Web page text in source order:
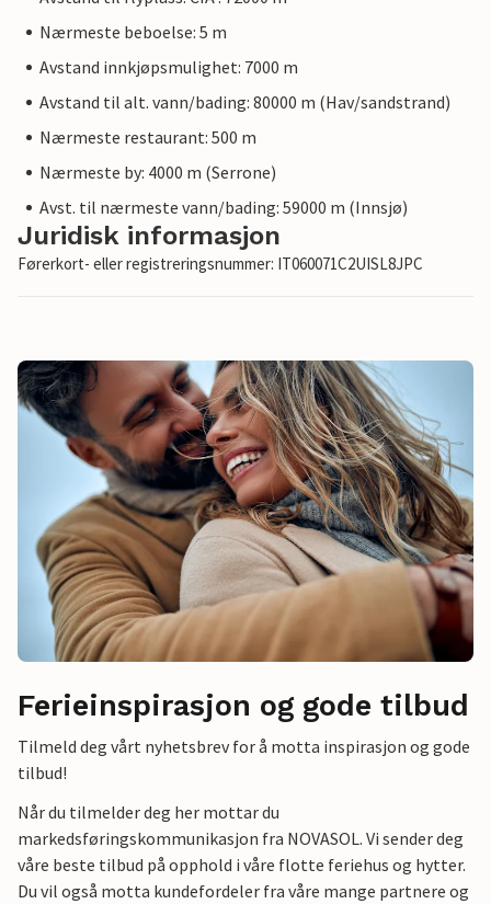
Nærmeste beboelse: 5 m
Avstand innkjøpsmulighet: 7000 m
Avstand til alt. vann/bading: 80000 m (Hav/sandstrand)
Nærmeste restaurant: 500 m
Nærmeste by: 4000 m (Serrone)
Avst. til nærmeste vann/bading: 59000 m (Innsjø)
Juridisk informasjon
Førerkort- eller registreringsnummer: IT060071C2UISL8JPC
Ferieinspirasjon og gode tilbud
Tilmeld deg vårt nyhetsbrev for å motta inspirasjon og gode
tilbud!
Når du tilmelder deg her mottar du
markedsføringskommunikasjon fra NOVASOL. Vi sender deg
våre beste tilbud på opphold i våre flotte feriehus og hytter.
Du vil også motta kundefordeler fra våre mange partnere og